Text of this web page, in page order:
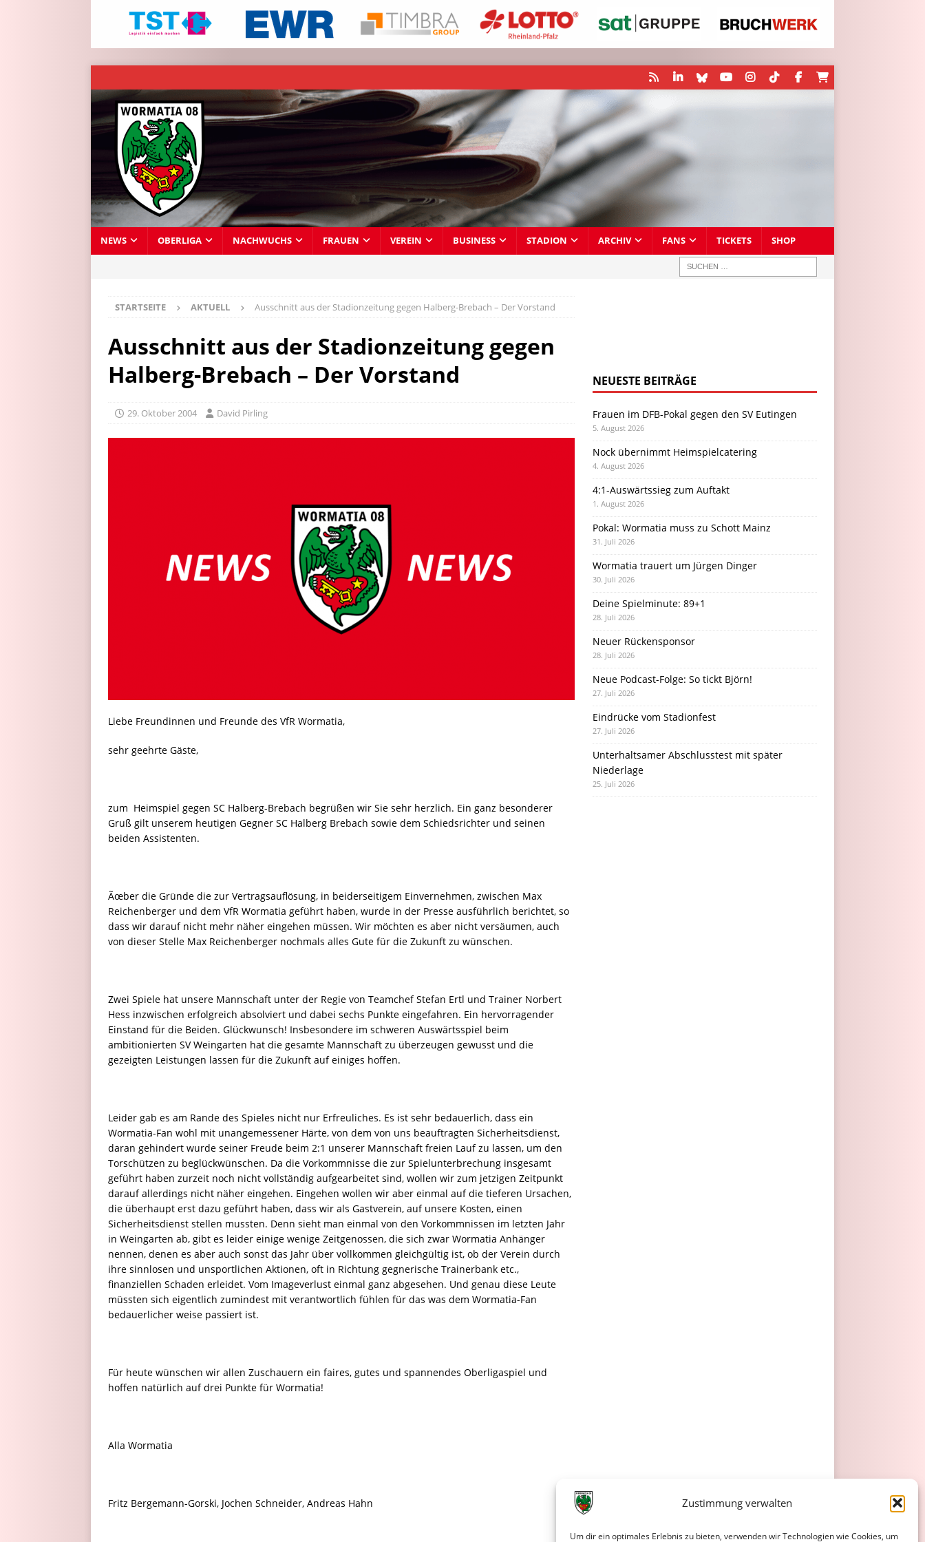
Zustimmung verwalten
Um dir ein optimales Erlebnis zu bieten, verwenden wir Technologien wie Cookies, um
NEWS OBERLIGA NACHWUCHS FRAUEN VEREIN BUSINESS STADION ARCHIV FANS TICKETS SHOP
STARTSEITE AKTUELL Ausschnitt aus der Stadionzeitung gegen Halberg-Brebach – Der Vorstand
Ausschnitt aus der Stadionzeitung gegen
Halberg-Brebach – Der Vorstand
29. Oktober 2004 David Pirling
Liebe Freundinnen und Freunde des VfR Wormatia,
sehr geehrte Gäste,
zum Heimspiel gegen SC Halberg-Brebach begrüßen wir Sie sehr herzlich. Ein ganz besonderer
Gruß gilt unserem heutigen Gegner SC Halberg Brebach sowie dem Schiedsrichter und seinen
beiden Assistenten.
Ãœber die Gründe die zur Vertragsauflösung, in beiderseitigem Einvernehmen, zwischen Max
Reichenberger und dem VfR Wormatia geführt haben, wurde in der Presse ausführlich berichtet, so
dass wir darauf nicht mehr näher eingehen müssen. Wir möchten es aber nicht versäumen, auch
von dieser Stelle Max Reichenberger nochmals alles Gute für die Zukunft zu wünschen.
Zwei Spiele hat unsere Mannschaft unter der Regie von Teamchef Stefan Ertl und Trainer Norbert
Hess inzwischen erfolgreich absolviert und dabei sechs Punkte eingefahren. Ein hervorragender
Einstand für die Beiden. Glückwunsch! Insbesondere im schweren Auswärtsspiel beim
ambitionierten SV Weingarten hat die gesamte Mannschaft zu überzeugen gewusst und die
gezeigten Leistungen lassen für die Zukunft auf einiges hoffen.
Leider gab es am Rande des Spieles nicht nur Erfreuliches. Es ist sehr bedauerlich, dass ein
Wormatia-Fan wohl mit unangemessener Härte, von dem von uns beauftragten Sicherheitsdienst,
daran gehindert wurde seiner Freude beim 2:1 unserer Mannschaft freien Lauf zu lassen, um den
Torschützen zu beglückwünschen. Da die Vorkommnisse die zur Spielunterbrechung insgesamt
geführt haben zurzeit noch nicht vollständig aufgearbeitet sind, wollen wir zum jetzigen Zeitpunkt
darauf allerdings nicht näher eingehen. Eingehen wollen wir aber einmal auf die tieferen Ursachen,
die überhaupt erst dazu geführt haben, dass wir als Gastverein, auf unsere Kosten, einen
Sicherheitsdienst stellen mussten. Denn sieht man einmal von den Vorkommnissen im letzten Jahr
in Weingarten ab, gibt es leider einige wenige Zeitgenossen, die sich zwar Wormatia Anhänger
nennen, denen es aber auch sonst das Jahr über vollkommen gleichgültig ist, ob der Verein durch
ihre sinnlosen und unsportlichen Aktionen, oft in Richtung gegnerische Trainerbank etc.,
finanziellen Schaden erleidet. Vom Imageverlust einmal ganz abgesehen. Und genau diese Leute
müssten sich eigentlich zumindest mit verantwortlich fühlen für das was dem Wormatia-Fan
bedauerlicher weise passiert ist.
Für heute wünschen wir allen Zuschauern ein faires, gutes und spannendes Oberligaspiel und
hoffen natürlich auf drei Punkte für Wormatia!
Alla Wormatia
Fritz Bergemann-Gorski, Jochen Schneider, Andreas Hahn
NEUESTE BEITRÄGE
Frauen im DFB-Pokal gegen den SV Eutingen
5. August 2026
Nock übernimmt Heimspielcatering
4. August 2026
4:1-Auswärtssieg zum Auftakt
1. August 2026
Pokal: Wormatia muss zu Schott Mainz
31. Juli 2026
Wormatia trauert um Jürgen Dinger
30. Juli 2026
Deine Spielminute: 89+1
28. Juli 2026
Neuer Rückensponsor
28. Juli 2026
Neue Podcast-Folge: So tickt Björn!
27. Juli 2026
Eindrücke vom Stadionfest
27. Juli 2026
Unterhaltsamer Abschlusstest mit später
Niederlage
25. Juli 2026